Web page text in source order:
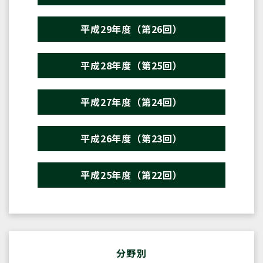
平成29年度（第26回）
平成28年度（第25回）
平成27年度（第24回）
平成26年度（第23回）
平成25年度（第22回）
分野別